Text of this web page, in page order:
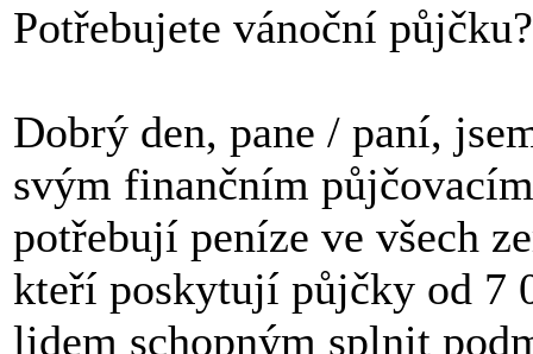
Potřebujete vánoční půjčku?
Dobrý den, pane / paní,
svým finančním
potřebují peníze ve všech
kteří poskytují půjčky od 7
lidem schopným splnit